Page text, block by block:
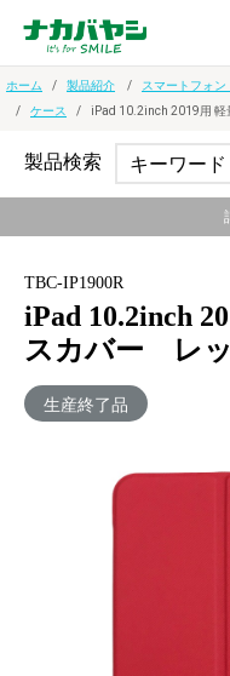
ホーム 製品紹介 スマートフォン
ケース
iPad 10.2inch 2019用
TBC-IP1900R
iPad 10.2inch
スカバー レ
生産終了品
製品検索